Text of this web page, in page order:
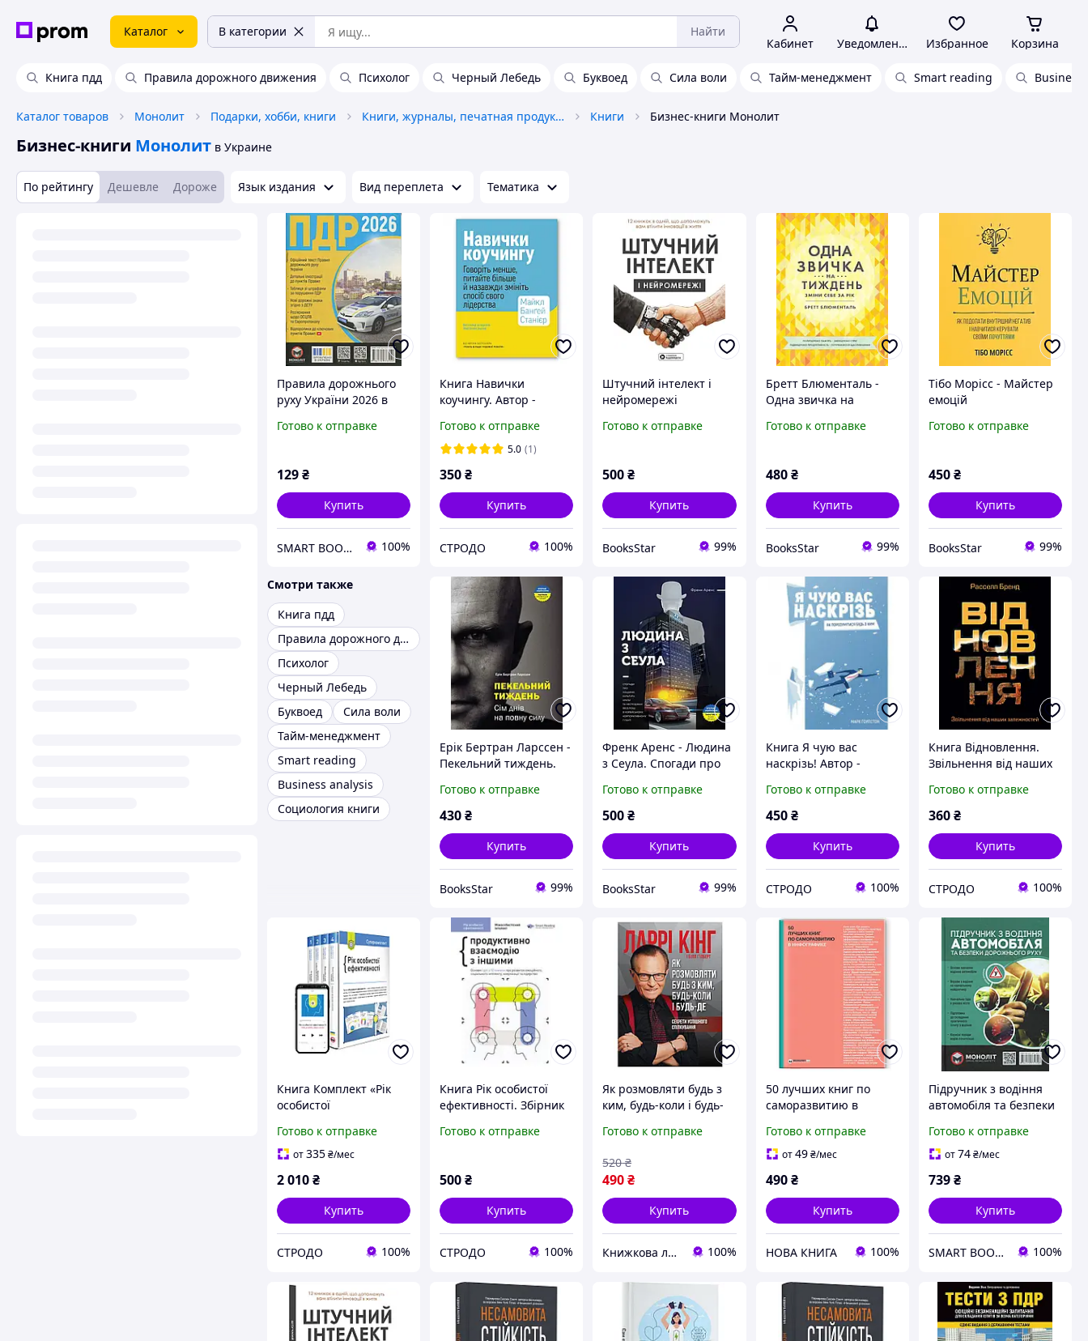
Каталог В категории Найти
Кабинет Уведомления Избранное Корзина
Книга пдд Правила дорожного движения Психолог Черный Лебедь Буквоед Сила воли Тайм-менеджмент Smart reading Business
Каталог товаров Монолит Подарки, хобби, книги Книги, журналы, печатная продукция Книги Бизнес-книги Монолит
Бизнес-книги Монолит в Украине
По рейтингу Дешевле Дороже Язык издания Вид переплета Тематика
Правила дорожнього
руху України 2026 в
Готово к отправке
129₴
Купить
SMART BOOK - Книги, комікси 100%
Книга Навички
коучингу. Автор -
(Моноліт)
Готово к отправке
5.0 (1)
350₴
Купить
СТРОДО 100%
Штучний інтелект і
нейромережі
Готово к отправке
500₴
Купить
BooksStar 99%
Бретт Блюменталь -
Одна звичка на
Готово к отправке
480 ₴
Купить
BooksStar 99%
Тібо Морісс - Майстер
емоцій
Готово к отправке
450₴
Купить
BooksStar 99%
Смотри также
Книга пдд
Правила дорожного движения
Психолог
Черный Лебедь
Буквоед
Сила воли
Тайм-менеджмент
Smart reading
Business analysis
Социология книги
Ерік Бертран Ларссен -
Пекельний тиждень.
твоє життя
Готово к отправке
430₴
Купить
BooksStar 99%
Френк Аренс - Людина
з Сеула. Спогади про
кризу та несподівані
веселощі у
корпоратив
Готово к отправке
500₴
Купить
BooksStar 99%
Книга Я чую вас
наскрізь! Автор -
(Моноліт)
Готово к отправке
450 ₴
Купить
СТРОДО 100%
Книга Відновлення.
Звільнення від наших
Расселл Бренд
(Моноліт)
Готово к отправке
360₴
Купить
СТРОДО 100%
Книга Комплект «Рік
особистої
(українською мовою)
(Моноліт)
Готово к отправке
от335₴/мес
2 010₴
Купить
СТРОДО 100%
Книга Рік особистої
ефективності. Збірник
взаємодію з іншими.
Готово к отправке
500₴
Купить
СТРОДО 100%
Як розмовляти будь з
ким, будь-коли і будь-
спілкування Ларрі Кінг,
Готово к отправке
490₴
520 ₴
Купить
Книжкова лавка 100%
50 лучших книг по
саморазвитию в
Готово к отправке
от49 ₴/мес
490 ₴
Купить
НОВА КНИГА 100%
Підручник з водіння
автомобіля та безпеки
Козаков
Готово к отправке
от74₴/мес
739₴
Купить
SMART BOOK - Книги, комікси 100%